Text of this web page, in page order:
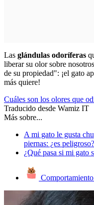
Las glándulas odoríferas
liberar su olor sobre
de su propiedad": ¡el gato
más quiere!
Cuáles son los olores que
Traducido desde Wamiz IT
Más sobre...
A mi gato le gusta
piernas: ¿es peligroso?
¿Qué pasa si mi gato